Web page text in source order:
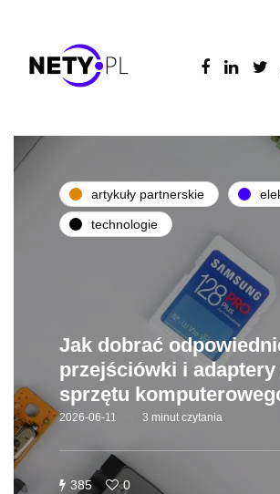
artykuły partnerskie
technologie
Jak dobrać
przejściówki i adaptery
sprzętu
2026-06-11 3 minut czytania
385 0